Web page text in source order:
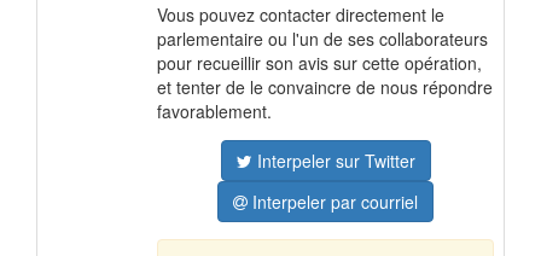
Vous pouvez contacter directement le
parlementaire ou l'un de ses collaborateurs
pour recueillir son avis sur cette opération,
et tenter de le convaincre de nous répondre
favorablement.
Interpeler sur Twitter
Interpeler par courriel